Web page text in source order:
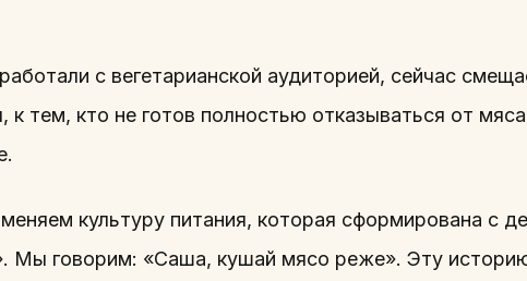
с вегетарианской аудиторией, сейчас
к тем, кто не готов полностью отказываться от
культуру питания, которая сформирована с
Мы говорим: «Саша, кушай мясо реже». Эту